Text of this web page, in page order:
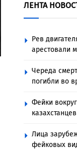
ЛЕНТА
Рев
арестовали
Череда
погибли во
Фейки
Лица
фейковых